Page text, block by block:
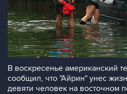
В воскресенье американский
сообщил, что "Айрин" унес
девяти человек на восточном